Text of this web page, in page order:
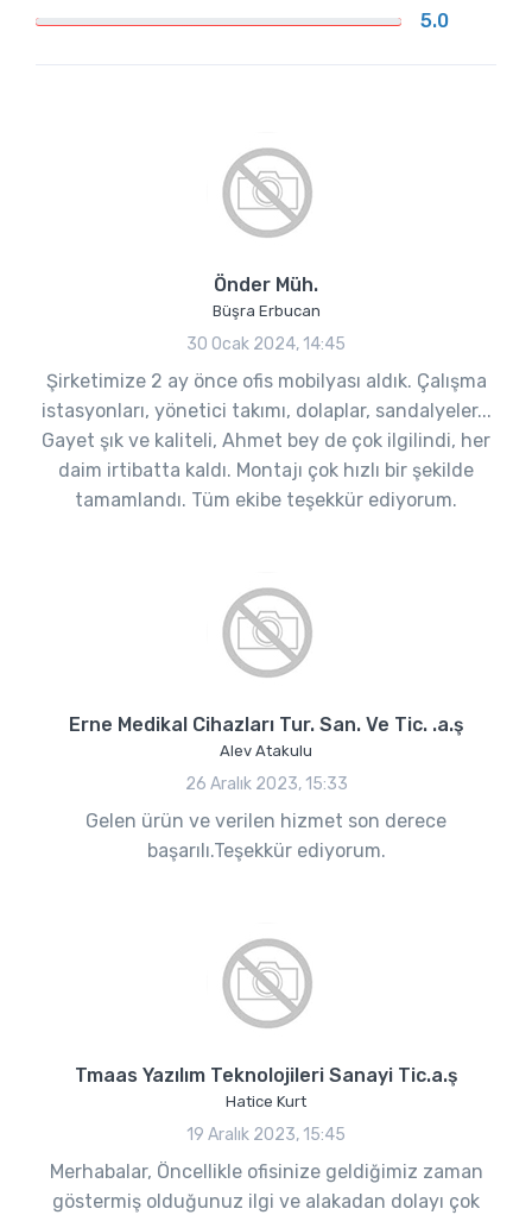
5.0
Önder Müh.
Büşra Erbucan
30 Ocak 2024, 14:45
Şirketimize 2 ay önce ofis mobilyası aldık. Çalışma
istasyonları, yönetici takımı, dolaplar, sandalyeler...
Gayet şık ve kaliteli, Ahmet bey de çok ilgilindi, her
daim irtibatta kaldı. Montajı çok hızlı bir şekilde
tamamlandı. Tüm ekibe teşekkür ediyorum.
Erne Medikal Cihazları Tur. San. Ve Tic. .a.ş
Alev Atakulu
26 Aralık 2023, 15:33
Gelen ürün ve verilen hizmet son derece
başarılı.Teşekkür ediyorum.
Tmaas Yazılım Teknolojileri Sanayi Tic.a.ş
Hatice Kurt
19 Aralık 2023, 15:45
Merhabalar, Öncellikle ofisinize geldiğimiz zaman
göstermiş olduğunuz ilgi ve alakadan dolayı çok